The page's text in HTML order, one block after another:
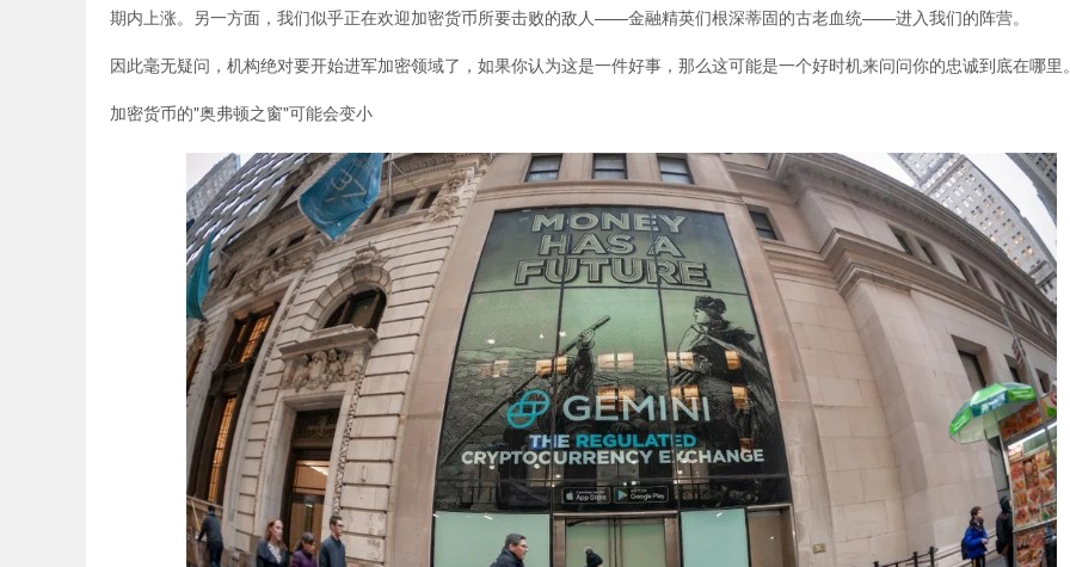
期内上涨。另一方面，我们似乎正在欢迎加密货币所要击败的敌人——金融精英们根深蒂固的古老血统——进入我们的阵营。
因此毫无疑问，机构绝对要开始进军加密领域了，如果你认为这是一件好事，那么这可能是一个好时机来问问你的忠诚到底在哪里
加密货币的"奥弗顿之窗"可能会变小